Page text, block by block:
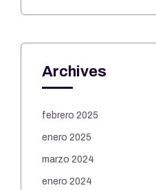
Archives
febrero 2025
enero 2025
marzo 2024
enero 2024